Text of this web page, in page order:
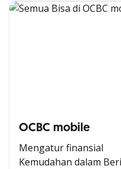
OCBC mobile
Mengatur finansial
Kemudahan dalam